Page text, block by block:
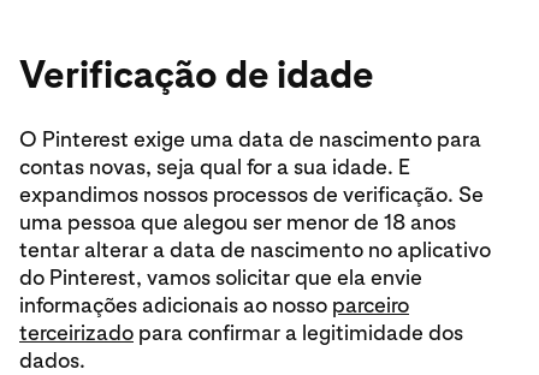
Verificação de idade
O Pinterest exige uma data de nascimento para
contas novas, seja qual for a sua idade. E
expandimos nossos processos de verificação. Se
uma pessoa que alegou ser menor de 18 anos
tentar alterar a data de nascimento no aplicativo
do Pinterest, vamos solicitar que ela envie
informações adicionais ao nosso parceiro
terceirizado para confirmar a legitimidade dos
dados.